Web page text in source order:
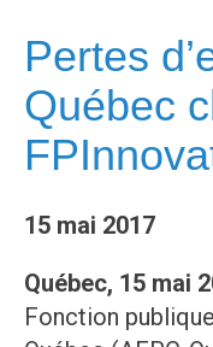
Pertes
Québec
15 mai 2017
Québec, 15 mai
Fonction